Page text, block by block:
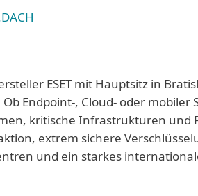
ESET mit Hauptsitz in
Endpoint-, Cloud- oder
kritische Infrastrukturen
extrem sichere
und ein starkes